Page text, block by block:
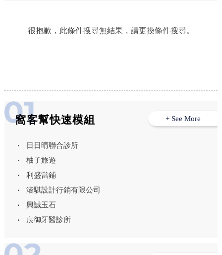
很抱歉，此條件搜尋無結果，請更換條件搜尋。
窩客幫快速模組
日日晴聯合診所
柚子旅遊
利盛當鋪
濬騏設計行銷有限公司
興誠玉石
宸御牙醫診所
+ See More